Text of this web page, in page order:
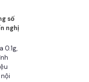
số
nghị
0.1g,